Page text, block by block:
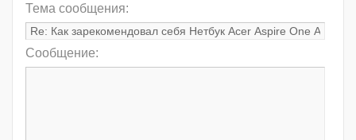
Тема сообщения:
Сообщение: